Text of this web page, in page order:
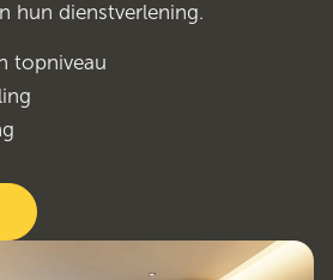
hun dienstverlening.
topniveau